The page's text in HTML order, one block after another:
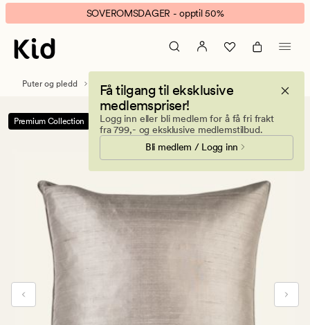
Mulbury
silk
pynteputetrekk
taupe
banner.
Klikk
ESCAPE
pause.
SOVEROMSDAGER - opptil 50%
Få tilgang til eksklusive
medlemspriser!
Logg inn eller bli medlem for å få fri frakt
fra 799,- og eksklusive medlemstilbud.
Bli medlem / Logg inn
Puter og pledd Pynteputer Pynteputetrekk
Premium Collection -50%